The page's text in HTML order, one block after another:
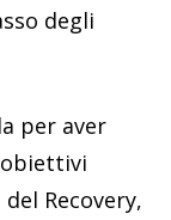
degli
per aver
Recovery,